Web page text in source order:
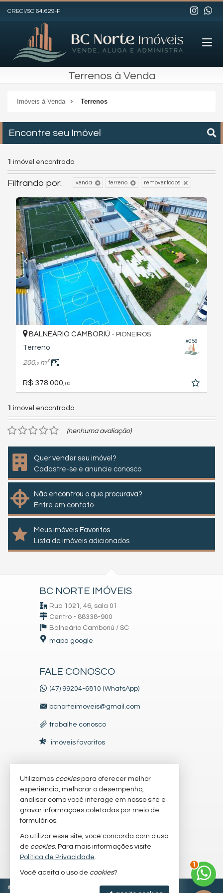
CRECI/SC 64.629-F
Terrenos à Venda
Imóveis à Venda Terrenos
Encontre seu Imóvel
1 imóvel encontrado
Filtrando por: venda terreno remover todos
#056
BALNEÁRIO CAMBORIÚ - PIONEIROS
Terreno
200,0m²
R$ 378.000, 00
1 imóvel encontrado
(nenhuma avaliação)
Quer vender seu imóvel?
Cadastre-se e anuncie conosco
Não encontrou o que procurava?
Entre em contato
Meus imóveis Favoritos
Lista de imóveis adicionados
BC NORTE IMÓVEIS
Rua 1021, 46, sala 01
Centro - 88338-900
Balneário Camboriú / SC
mapa google
FALE CONOSCO
(47) 99204-6810 (WhatsApp)
bcnorteimoveis@gmail.com
trabalhe conosco
imóveis favoritos
VEJA MAIS
receba nosso newsletter
cadastre seu imóvel
mapa de imóveis
© Política de Privacidade
1
Utilizamos cookiespara oferecer melhor
experiência, melhorar o desempenho,
analisar como você interage em nosso site e
gravar informações coletadas por meio de
formulários.
Ao utilizar esse site, você concorda com o uso
de cookies. Para mais informações visite
Política de Privacidade.
Você aceita o uso de cookies?